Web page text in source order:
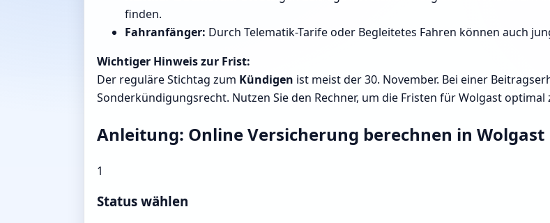
finden.
Fahranfänger: Durch Telematik-Tarife oder Begleitetes Fahren können auch
Wichtiger Hinweis zur Frist:
Der reguläre Stichtag zum Kündigen ist meist der 30. November. Bei einer
Sonderkündigungsrecht. Nutzen Sie den Rechner, um die Fristen für Wolgast optimal
Anleitung: Online Versicherung berechnen in Wolgast
1
Status wählen